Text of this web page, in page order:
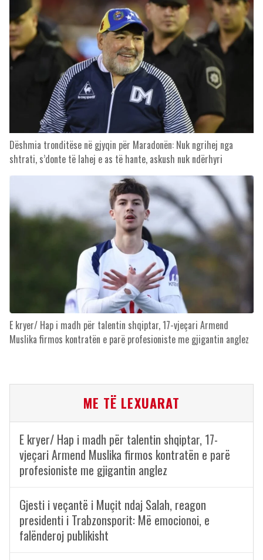
Dëshmia tronditëse në gjyqin për Maradonën: Nuk ngrihej nga
shtrati, s’donte të lahej e as të hante, askush nuk ndërhyri
E kryer/ Hap i madh për talentin shqiptar, 17-vjeçari Armend
Muslika firmos kontratën e parë profesioniste me gjigantin anglez
ME TË LEXUARAT
E kryer/ Hap i madh për talentin shqiptar, 17-
vjeçari Armend Muslika firmos kontratën e parë
profesioniste me gjigantin anglez
Gjesti i veçantë i Muçit ndaj Salah, reagon
presidenti i Trabzonsporit: Më emocionoi, e
falënderoj publikisht